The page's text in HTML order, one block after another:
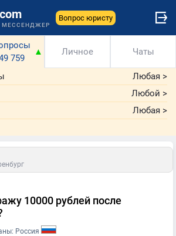
МЕССЕНДЖЕР
Вопрос юристу
759
▲ Личное Чаты
Любая >
Любой >
Любая >
10000 рублей после
Россия